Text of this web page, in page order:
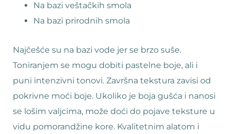
Na bazi veštačkih smola
Na bazi prirodnih smola
Najčešće su na bazi vode jer se brzo suše.
Toniranjem se mogu dobiti pastelne boje, ali i
puni intenzivni tonovi. Završna tekstura zavisi od
pokrivne moći boje. Ukoliko je boja gušća i nanosi
se lošim valjcima, može doći do pojave teksture u
vidu pomorandžine kore. Kvalitetnim alatom i